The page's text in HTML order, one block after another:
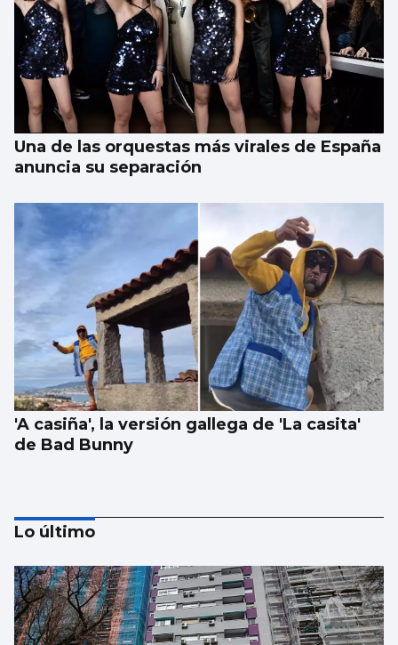
Una de las orquestas más virales de España
anuncia su separación
'A casiña', la versión gallega de 'La casita'
de Bad Bunny
Lo último